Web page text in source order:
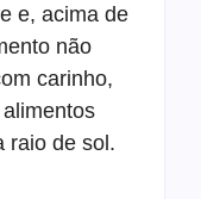
e, acima de
não
carinho,
raio de sol.